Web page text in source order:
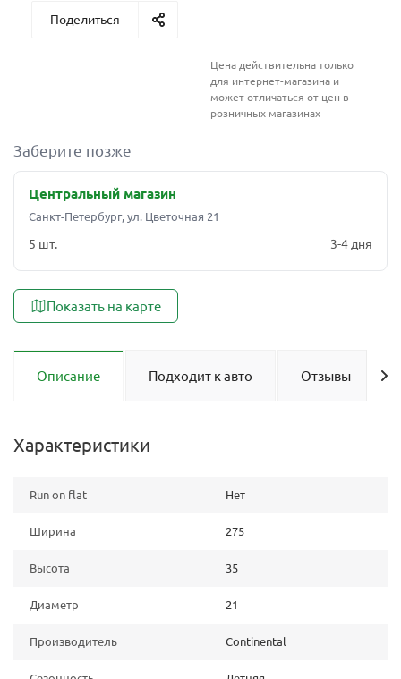
Поделиться
Цена действительна только
для интернет-магазина и
может отличаться от цен в
розничных магазинах
Заберите позже
Центральный магазин
Санкт-Петербург, ул. Цветочная 21
5 шт. 3-4 дня
Показать на карте
Описание Подходит к авто Отзывы
Характеристики
Run on flat Нет
Ширина 275
Высота 35
Диаметр 21
Производитель Continental